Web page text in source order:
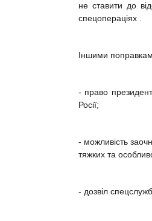
не ставити до
спецопераціях .
Іншими
- право
Росії;
- можливість
тяжких та
- дозвіл